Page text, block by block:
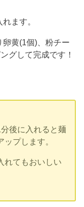
ます。
黄(1個)、粉チー
グして完成です！
後に入れると麺
プします。
れてもおいしい